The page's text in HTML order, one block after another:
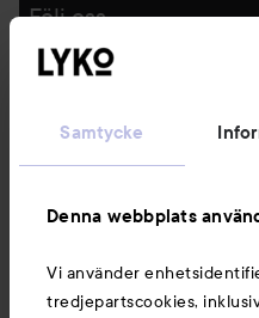
Samtycke
Denna webbplats
Vi använder
tredjepartscookies,
Följ oss
Du kanske också